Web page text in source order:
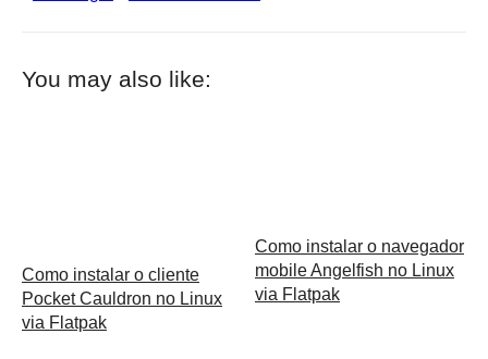
You may also like:
Como instalar o cliente
Pocket Cauldron no Linux
via Flatpak
Como instalar o navegador
mobile Angelfish no Linux
via Flatpak